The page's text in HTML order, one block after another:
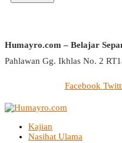
Humayro.com – Belajar
Pahlawan Gg. Ikhlas No. 2
Facebook
Kajian
Nasihat Ulama